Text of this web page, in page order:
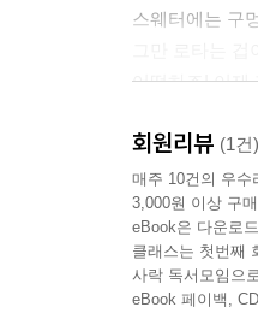
스웨터에는 구
어떡하죠! 이제
자기만 혼자 옷
로타가 곰돌이
“우리, 차라리
이보다 더 사랑
당찬 꼬마 로타
회원리뷰 (1건)
매주 10건의 우
3,000원 이상 구
eBook은 다운로
클래스는 첫번째
사락 독서모임으
eBook 페이백,